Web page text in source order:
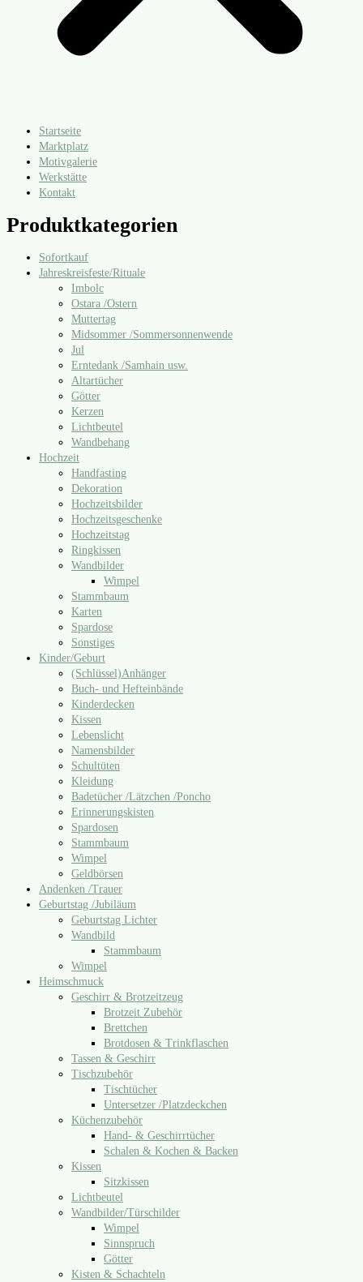
Startseite
Marktplatz
Motivgalerie
Werkstätte
Kontakt
Produktkategorien
Sofortkauf
Jahreskreisfeste/​Rituale
Imbolc
Ostara /​Ostern
Muttertag
Midsommer /​Sommersonnenwende
Jul
Erntedank /​Samhain usw.
Altartücher
Götter
Kerzen
Lichtbeutel
Wandbehang
Hochzeit
Handfasting
Dekoration
Hochzeitsbilder
Hochzeitsgeschenke
Hochzeitstag
Ringkissen
Wandbilder
Wimpel
Stammbaum
Karten
Spardose
Sonstiges
Kinder/​Geburt
(Schlüssel)Anhänger
Buch- und Hefteinbände
Kinderdecken
Kissen
Lebenslicht
Namensbilder
Schultüten
Kleidung
Badetücher /​Lätzchen /​Poncho
Erinnerungskisten
Spardosen
Stammbaum
Wimpel
Geldbörsen
Andenken /​Trauer
Geburtstag /​Jubiläum
Geburtstag Lichter
Wandbild
Stammbaum
Wimpel
Heimschmuck
Geschirr & Brotzeitzeug
Brotzeit Zubehör
Brettchen
Brotdosen & Trinkflaschen
Tassen & Geschirr
Tischzubehör
Tischtücher
Untersetzer /​Platzdeckchen
Küchenzubehör
Hand- & Geschirrtücher
Schalen & Kochen & Backen
Kissen
Sitzkissen
Lichtbeutel
Wandbilder/​Türschilder
Wimpel
Sinnspruch
Götter
Kisten & Schachteln